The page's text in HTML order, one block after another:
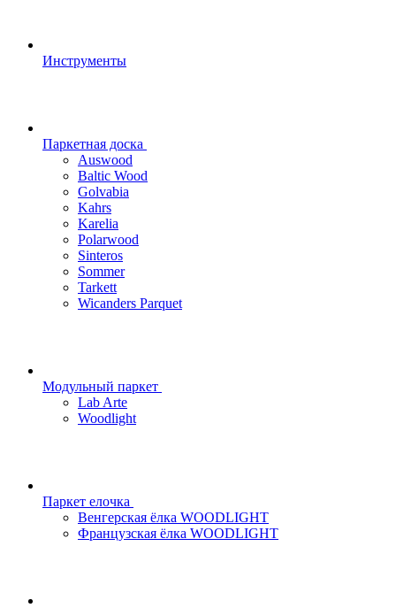
Инструменты
Паркетная доска
Auswood
Baltic Wood
Golvabia
Kahrs
Karelia
Polarwood
Sinteros
Sommer
Tarkett
Wicanders Parquet
Модульный паркет
Lab Arte
Woodlight
Паркет елочка
Венгерская ёлка WOODLIGHT
Французская ёлка WOODLIGHT